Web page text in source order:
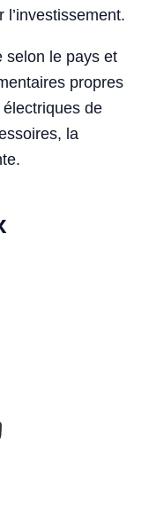
selon le pays et
propres
de
la